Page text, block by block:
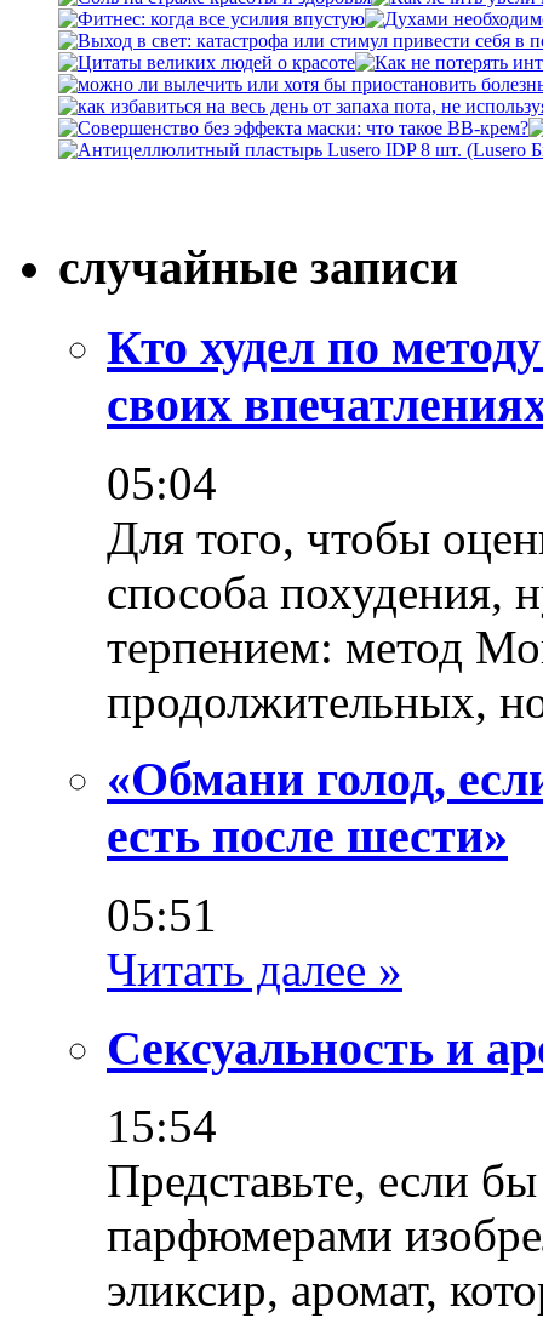
случайные записи
Кто худел по
своих
05:04
Для того, чтобы
способа похудения,
терпением: метод
продолжительных,
«Обмани голод,
есть после шести»
05:51
Читать далее »
Сексуальность и
15:54
Представьте, если
парфюмерами
эликсир, аромат,